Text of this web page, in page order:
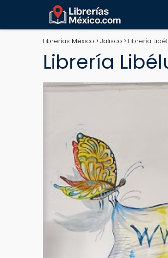
Librerías México Jalisco Librería
Librería